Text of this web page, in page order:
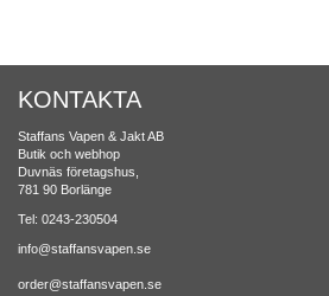
KONTAKTA
Staffans Vapen & Jakt AB
Butik och webhop
Duvnäs företagshus,
781 90 Borlänge
Tel: 0243-230504
info@staffansvapen.se
order@staffansvapen.se